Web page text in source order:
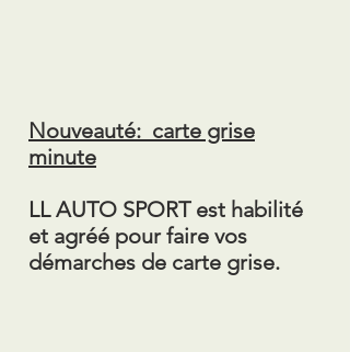
Nouveauté: carte grise
minute
LL AUTO SPORT est habilité
et agréé pour faire vos
démarches de carte grise.